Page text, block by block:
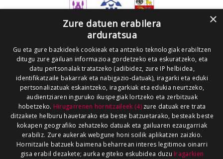
×
Zure datuen erabilera
arduratsua
Gu eta gure bazkideek cookieak eta antzeko teknologiak erabiltzen
ditugu zure gailuan informazioa gordetzeko eta eskuratzeko, eta
datu pertsonalak tratatzeko (adibidez, zure IP helbidea,
identifikatzaile bakarrak eta nabigazio-datuak), iragarki eta eduki
pertsonalizatuak eskaintzeko, iragarkiak eta edukia neurtzeko,
audientziaren inguruko ikuspegiak lortzeko eta zerbitzuak
hobetzeko. Hirugarrenen hornitzaileek (4)zure datuak ere trata
ditzakete helburu hauetarako eta beste batzuetarako, besteak beste
kokapen geografiko zehatzeko datuak eta gailuaren ezaugarriak
erabiliz. Zure aukerak webgune honi soilik aplikatzen zaizkio.
Hornitzaile batzuek baimena beharrean interes legitimoa oinarri
gisa erabil dezakete; aurka egiteko eskubidea duzu Iragarkien